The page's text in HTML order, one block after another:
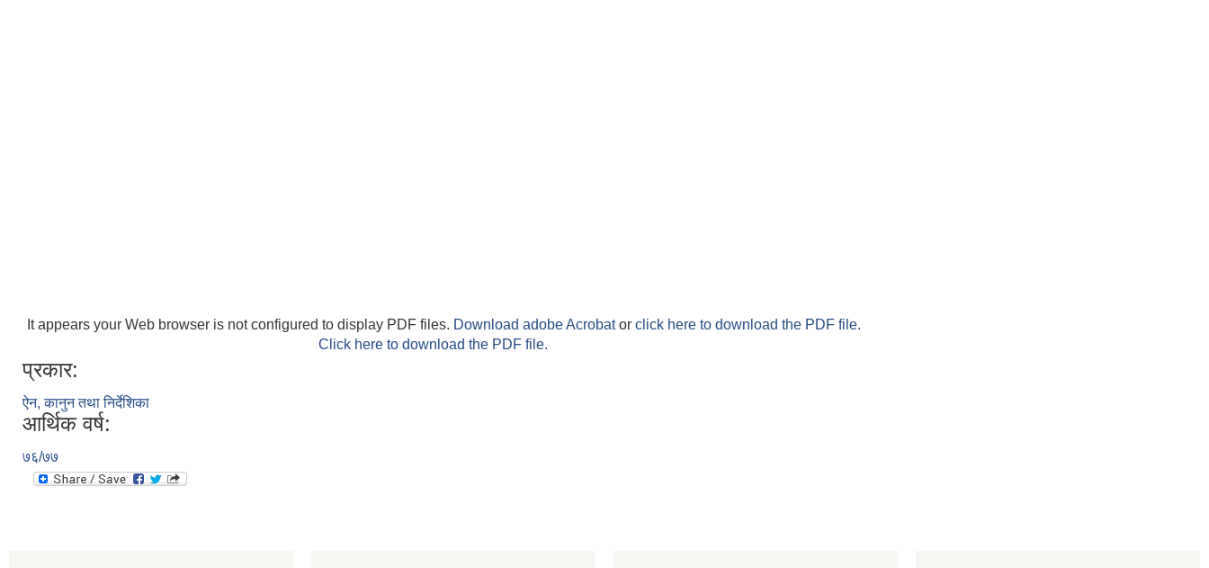
It appears your Web browser is not configured to display PDF files. Download adobe Acrobator click here to download the PDF file.
Click here to download the PDF file.
प्रकार:
ऐन, कानुन तथा निर्देशिका
आर्थिक वर्ष:
७६/७७